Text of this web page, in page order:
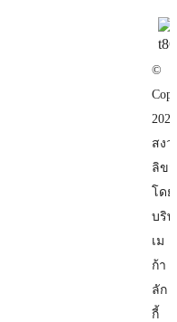
©
สงว
ลิข
โดย
บริ
เม
ก้า
ลัก
กี้